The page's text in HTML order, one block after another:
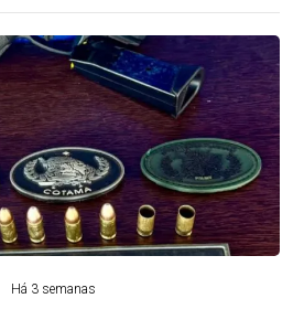
Há 3 semanas